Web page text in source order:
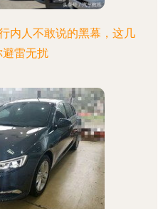
内人不敢说的黑幕，这几
避雷无扰